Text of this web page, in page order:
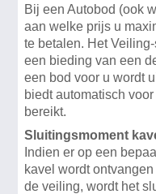
Bij een Autobod (ook
aan welke prijs u
te betalen. Het
een bieding van een
een bod voor u wordt
biedt automatisch
bereikt.
Sluitingsmoment
Indien er op een
kavel wordt
de veiling, wordt het